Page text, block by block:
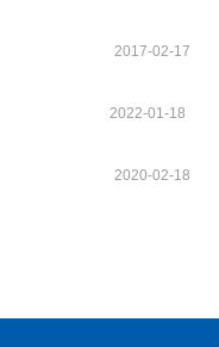
2017-02-17
2022-01-18
2020-02-18